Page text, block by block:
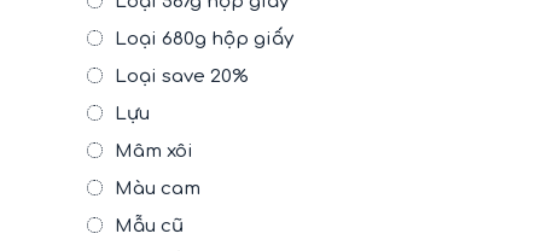
Loại 680g hộp giấy
Loại save 20%
Lựu
Mâm xôi
Màu cam
Mẫu cũ